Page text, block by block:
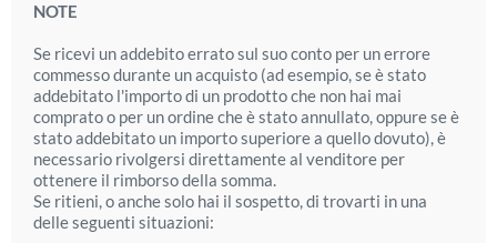
NOTE
Se ricevi un addebito errato sul suo conto per un errore
commesso durante un acquisto (ad esempio, se è stato
addebitato l'importo di un prodotto che non hai mai
comprato o per un ordine che è stato annullato, oppure se è
stato addebitato un importo superiore a quello dovuto), è
necessario rivolgersi direttamente al venditore per
ottenere il rimborso della somma.
Se ritieni, o anche solo hai il sospetto, di trovarti in una
delle seguenti situazioni: